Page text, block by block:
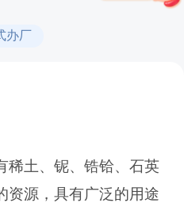
厂
稀土、铌、锆铪、石英
资源，具有广泛的用途